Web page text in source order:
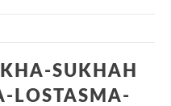
SUKHAH
LOSTASMA-